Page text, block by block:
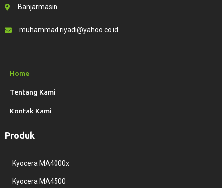
Banjarmasin
muhammad.riyadi@yahoo.co.id
Home
Tentang Kami
Kontak Kami
Produk
Kyocera MA4000x
Kyocera MA4500